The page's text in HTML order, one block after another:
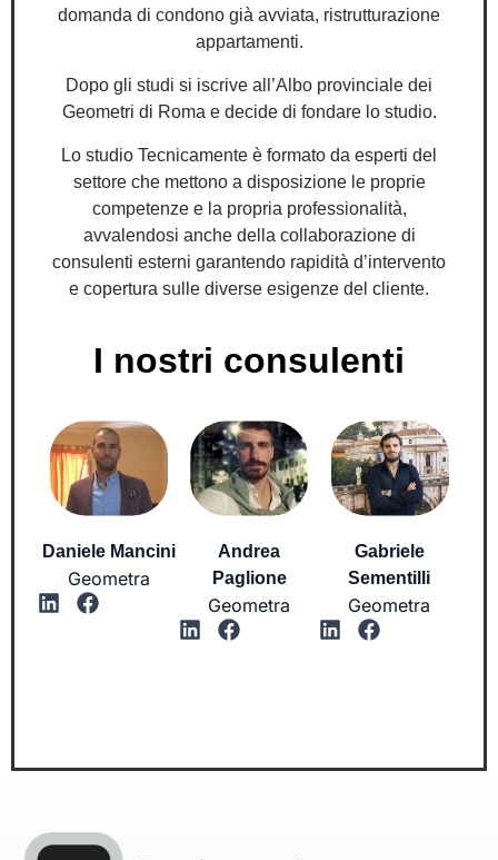
domanda di condono già avviata, ristrutturazione
appartamenti.
Dopo gli studi si iscrive all’Albo provinciale dei
Geometri di Roma e decide di fondare lo studio.
Lo studio Tecnicamente è formato da esperti del
settore che mettono a disposizione le proprie
competenze e la propria professionalità,
avvalendosi anche della collaborazione di
consulenti esterni garantendo rapidità d’intervento
e copertura sulle diverse esigenze del cliente.
I nostri consulenti
Daniele Mancini
Geometra
Andrea
Paglione
Geometra
Gabriele
Sementilli
Geometra